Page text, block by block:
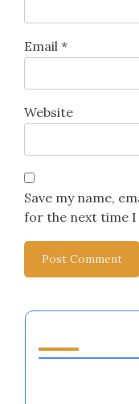
Email *
Website
Save my name,
for the next time